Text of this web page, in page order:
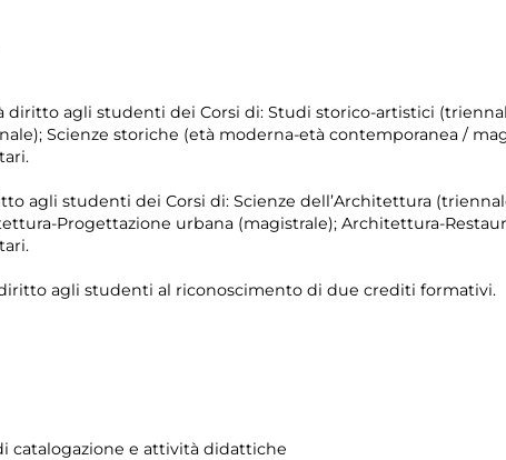
agli studenti dei Corsi di: Studi storico-artistici
Scienze storiche (età moderna-età contemporanea /
agli studenti dei Corsi di: Scienze dell’Architettura
Progettazione urbana (magistrale); Architettura-
agli studenti al riconoscimento di due crediti formativi.
catalogazione e attività didattiche